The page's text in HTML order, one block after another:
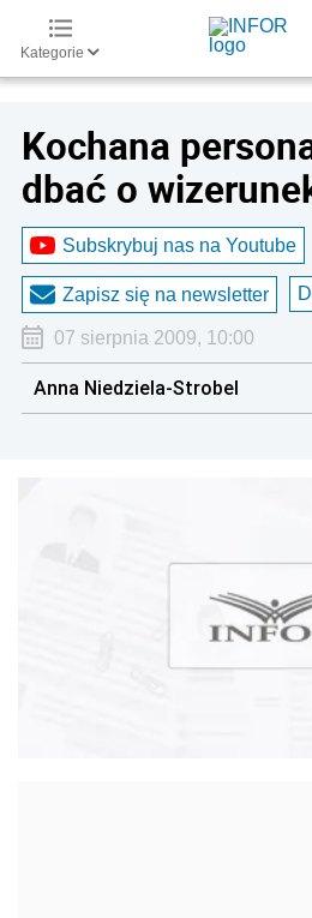
Kategorie
Kochana
dbać o
Subskrybuj nas na Youtube
Zapisz się na newsletter
07 sierpnia 2009, 10:00
Anna Niedziela-Strobel